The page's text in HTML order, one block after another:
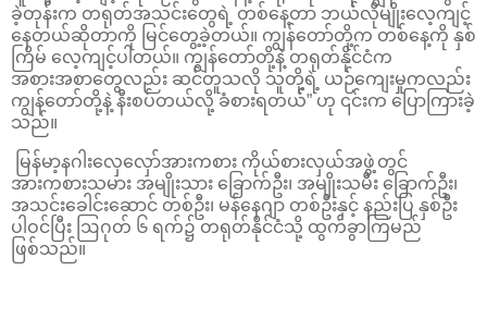
ခဲ့တုန်းက တရုတ်အသင်းတွေရဲ့ တစ်နေ့တာ ဘယ်လိုမျိုးလေ့ကျင့်
နေတယ်ဆိုတာကို မြင်တွေ့ခဲ့တယ်။ ကျွန်တော်တို့က တစ်နေ့ကို နှစ်
ကြိမ် လေ့ကျင့်ပါတယ်။ ကျွန်တော်တို့နဲ့ တရုတ်နိုင်ငံက
အစားအစာတွေလည်း ဆင်တူသလို သူတို့ရဲ့ ယဉ်ကျေးမှုကလည်း
ကျွန်တော်တို့နဲ့ နီးစပ်တယ်လို့ ခံစားရတယ်” ဟု ၎င်းက ပြောကြားခဲ့
သည်။
မြန်မာ့နဂါးလှေလှော်အားကစား ကိုယ်စားလှယ်အဖွဲ့တွင်
အားကစားသမား အမျိုးသား ခြောက်ဦး၊ အမျိုးသမီး ခြောက်ဦး၊
အသင်းခေါင်းဆောင် တစ်ဦး၊ မန်နေဂျာ တစ်ဦးနှင့် နည်းပြ နှစ်ဦး
ပါဝင်ပြီး ဩဂုတ် ၆ ရက်၌ တရုတ်နိုင်ငံသို့ ထွက်ခွာကြမည်
ဖြစ်သည်။